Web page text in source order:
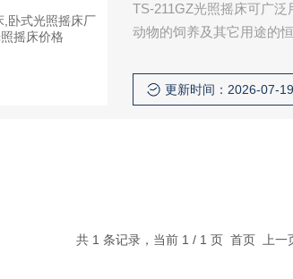
TS-211GZ光照摇床可广
动物的饲养及其它用途的
更新时间：2026-07-19
共 1 条记录，当前 1 / 1 页 首页 上